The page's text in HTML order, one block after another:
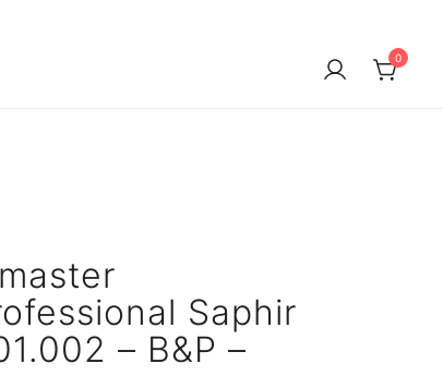
0
Saphir
– B&P –